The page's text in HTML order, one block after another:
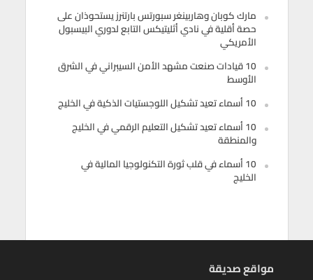
مارك كوبان وهاربينغر سبورتس بارتنرز يستحوذان على
حصة أقلية في نادي أثليتيكس التابع لدوري البيسبول
الأمريكي
10 قيادات صنعت مشهد الأمن السيبراني في الشرق
الأوسط
10 أسماء تعيد تشكيل اللوجستيات الذكية في الخليج
10 أسماء تعيد تشكيل التعليم الرقمي في الخليج
والمنطقة
10 أسماء في قلب ثورة التكنولوجيا المالية في
الخليج
مواقع صديقة